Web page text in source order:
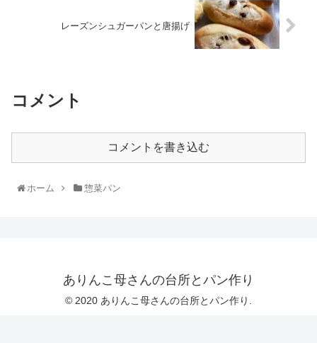
レーズンシュガーパンと唐揚げ
コメント
コメントを書き込む
ホーム 惣菜パン
ありんこ母さんの台所とパン作り
© 2020 ありんこ母さんの台所とパン作り.